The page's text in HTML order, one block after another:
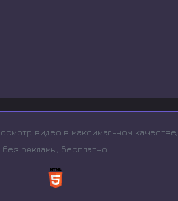
видео в максимальном качестве,
без рeкламы, бесплатно.